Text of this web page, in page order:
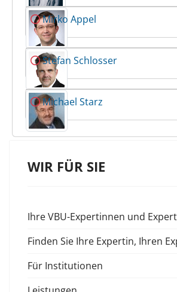
Mirko Appel
Stefan Schlosser
Michael Starz
WIR FÜR SIE
Ihre VBU-Expertinnen und
Finden Sie Ihre Expertin, Ihren
Für Institutionen